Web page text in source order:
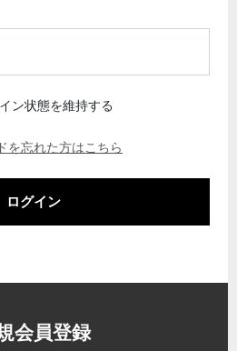
ン状態を維持する
を忘れた方はこちら
ログイン
会員登録